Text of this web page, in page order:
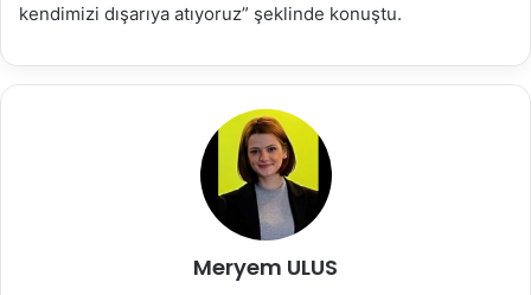
kendimizi dışarıya atıyoruz” şeklinde konuştu.
Meryem ULUS